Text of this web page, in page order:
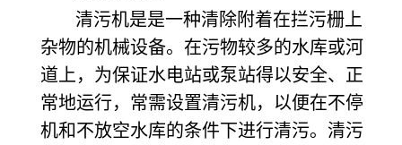
清污机是是一种清除附着在拦污栅上
杂物的机械设备。在污物较多的水库或河
道上，为保证水电站或泵站得以安全、正
常地运行，常需设置清污机，以便在不停
机和不放空水库的条件下进行清污。清污